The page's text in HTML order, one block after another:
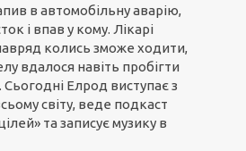
в автомобільну аварію,
і впав у кому. Лікарі
колись зможе ходити,
вдалося навіть пробігти
Елрод виступає з
світу, веде подкаст
та записує музику в